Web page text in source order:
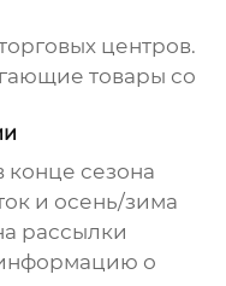
центров.
товары со
конце сезона
и осень/зима
рассылки
информацию о